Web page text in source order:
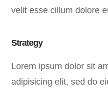
velit esse cillum dolore
Strategy
Lorem ipsum dolor sit
adipisicing elit, sed do